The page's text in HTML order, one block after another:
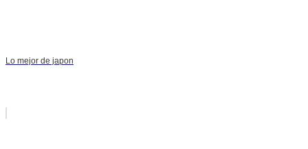
Lo mejor de japon